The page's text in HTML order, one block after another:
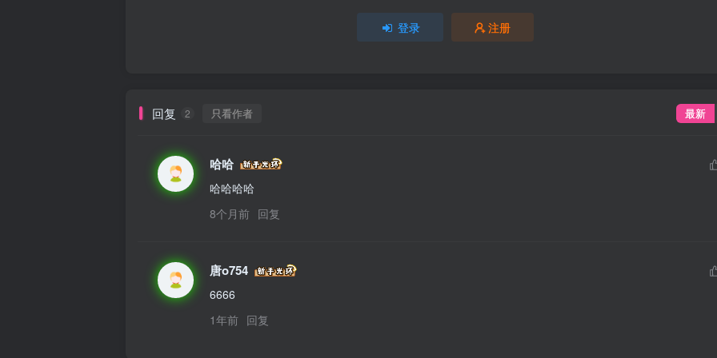
登录 注册
回复 2 只看作者 最新
哈哈
哈哈哈哈
8个月前 回复
唐o754
6666
1年前 回复